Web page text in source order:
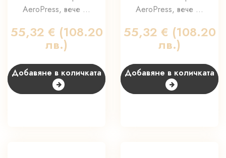
AeroPress, вече ...
55,32 € (108.20
лв.)
Добавяне в количката
AeroPress, вече ...
55,32 € (108.20
лв.)
Добавяне в количката